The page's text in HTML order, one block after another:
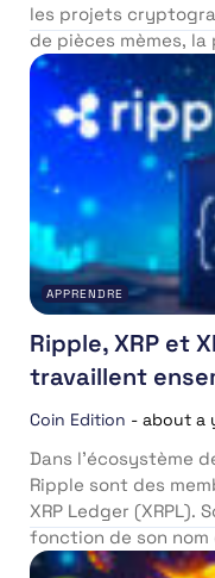
les projets
de pièces mèmes,
APPRENDRE
Ripple, XRP et
travaillent
Coin Edition - about a
Dans l’écosystème
Ripple sont des
XRP Ledger (XRPL).
fonction de son